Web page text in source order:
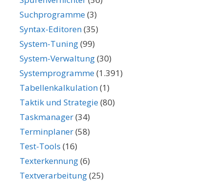
Suchprogramme(3)
Syntax-Editoren(35)
System-Tuning(99)
System-Verwaltung(30)
Systemprogramme(1.391)
Tabellenkalkulation(1)
Taktik und Strategie(80)
Taskmanager(34)
Terminplaner(58)
Test-Tools (16)
Texterkennung(6)
Textverarbeitung(25)